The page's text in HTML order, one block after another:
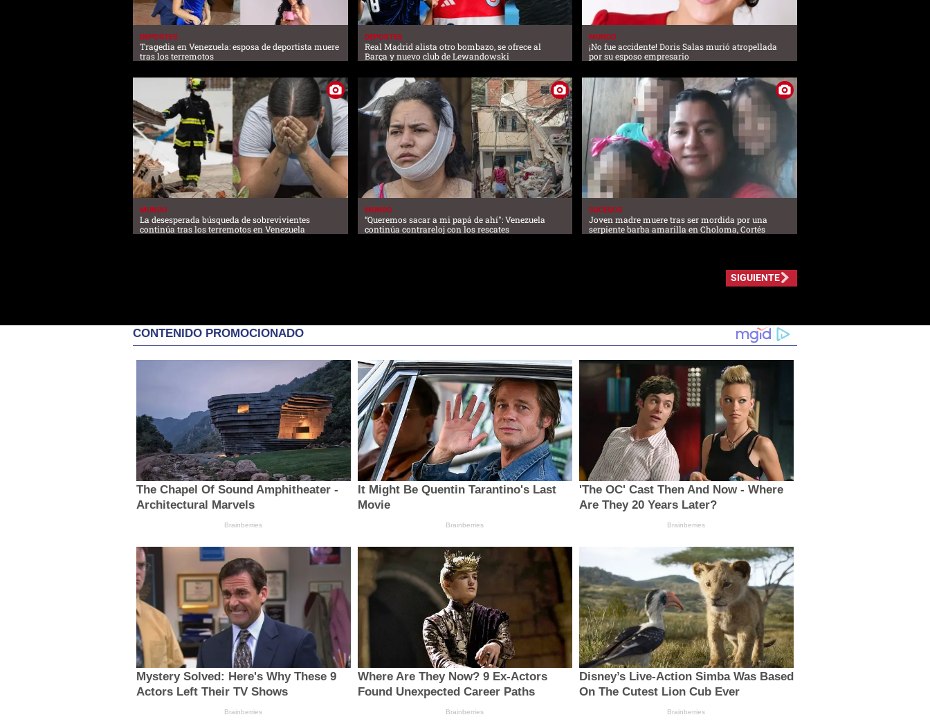
DEPORTES
Tragedia en Venezuela: esposa de deportista muere
tras los terremotos
DEPORTES
Real Madrid alista otro bombazo, se ofrece al
Barça y nuevo club de Lewandowski
MUNDO
¡No fue accidente! Doris Salas murió atropellada
por su esposo empresario
MUNDO
La desesperada búsqueda de sobrevivientes
continúa tras los terremotos en Venezuela
MUNDO
“Queremos sacar a mi papá de ahí": Venezuela
continúa contrareloj con los rescates
SUCESOS
Joven madre muere tras ser mordida por una
serpiente barba amarilla en Choloma, Cortés
SIGUIENTE
CONTENIDO PROMOCIONADO
The Chapel Of Sound Amphitheater -
Architectural Marvels
Brainberries
It Might Be Quentin Tarantino's Last
Movie
Brainberries
'The OC' Cast Then And Now - Where
Are They 20 Years Later?
Brainberries
Mystery Solved: Here's Why These 9
Actors Left Their TV Shows
Brainberries
Where Are They Now? 9 Ex-Actors
Found Unexpected Career Paths
Brainberries
Disney’s Live-Action Simba Was Based
On The Cutest Lion Cub Ever
Brainberries